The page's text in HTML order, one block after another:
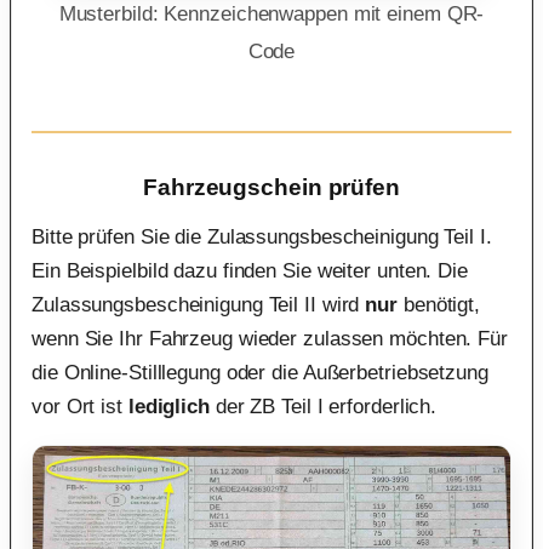
Musterbild: Kennzeichenwappen mit einem QR-
Code
Fahrzeugschein prüfen
Bitte prüfen Sie die Zulassungsbescheinigung Teil I.
Ein Beispielbild dazu finden Sie weiter unten. Die
Zulassungsbescheinigung Teil II wird nur benötigt,
wenn Sie Ihr Fahrzeug wieder zulassen möchten. Für
die Online-Stilllegung oder die Außerbetriebsetzung
vor Ort ist lediglichder ZB Teil I erforderlich.